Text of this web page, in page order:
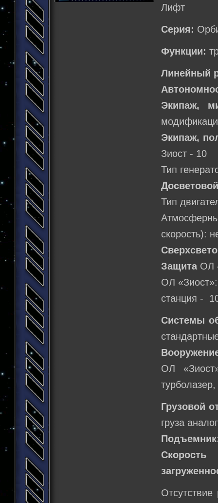
Лифт
Серия:
Функции:
Линейный
Экипаж,
Экипаж,
Зиост - 10
Тип
Тип
скорость):
ЗащитаОЛ
ОЛ «Зиост»:
станция -
Системы
ОЛ
Грузовой
груза